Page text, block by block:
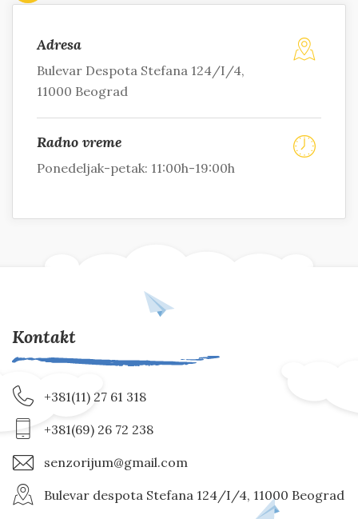
Adresa
Bulevar Despota Stefana 124/I/4,
11000 Beograd
Radno vreme
Ponedeljak-petak: 11:00h-19:00h
Kontakt
+381(11) 27 61 318
+381(69) 26 72 238
senzorijum@gmail.com
Bulevar despota Stefana 124/I/4, 11000 Beograd